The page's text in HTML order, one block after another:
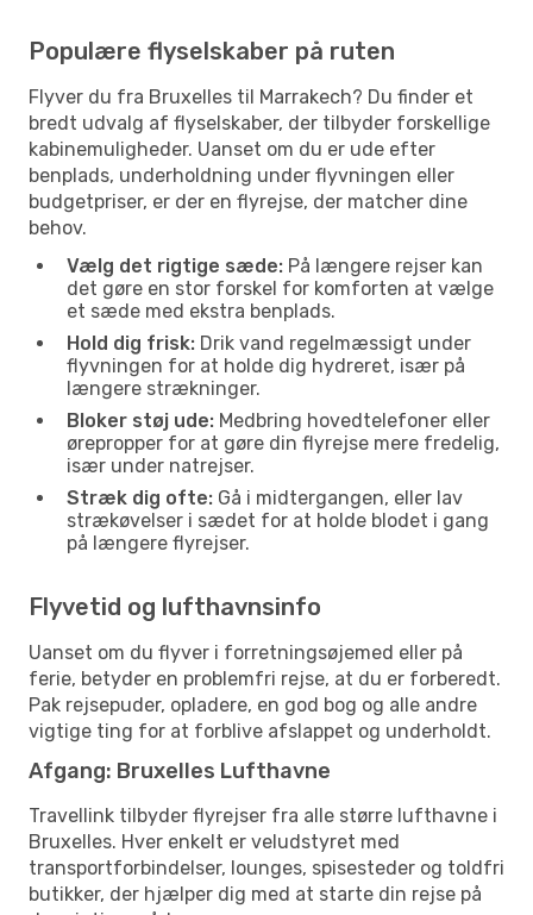
Populære flyselskaber på ruten
Flyver du fra Bruxelles til Marrakech? Du finder et
bredt udvalg af flyselskaber, der tilbyder forskellige
kabinemuligheder. Uanset om du er ude efter
benplads, underholdning under flyvningen eller
budgetpriser, er der en flyrejse, der matcher dine
behov.
Vælg det rigtige sæde: På længere rejser kan
det gøre en stor forskel for komforten at vælge
et sæde med ekstra benplads.
Hold dig frisk: Drik vand regelmæssigt under
flyvningen for at holde dig hydreret, især på
længere strækninger.
Bloker støj ude: Medbring hovedtelefoner eller
ørepropper for at gøre din flyrejse mere fredelig,
især under natrejser.
Stræk dig ofte: Gå i midtergangen, eller lav
strækøvelser i sædet for at holde blodet i gang
på længere flyrejser.
Flyvetid og lufthavnsinfo
Uanset om du flyver i forretningsøjemed eller på
ferie, betyder en problemfri rejse, at du er forberedt.
Pak rejsepuder, opladere, en god bog og alle andre
vigtige ting for at forblive afslappet og underholdt.
Afgang: Bruxelles Lufthavne
Travellink tilbyder flyrejser fra alle større lufthavne i
Bruxelles. Hver enkelt er veludstyret med
transportforbindelser, lounges, spisesteder og toldfri
butikker, der hjælper dig med at starte din rejse på